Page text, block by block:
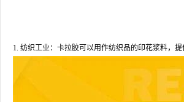
1. 纺织工业：卡拉胶可以用作纺织品的印花浆料，提